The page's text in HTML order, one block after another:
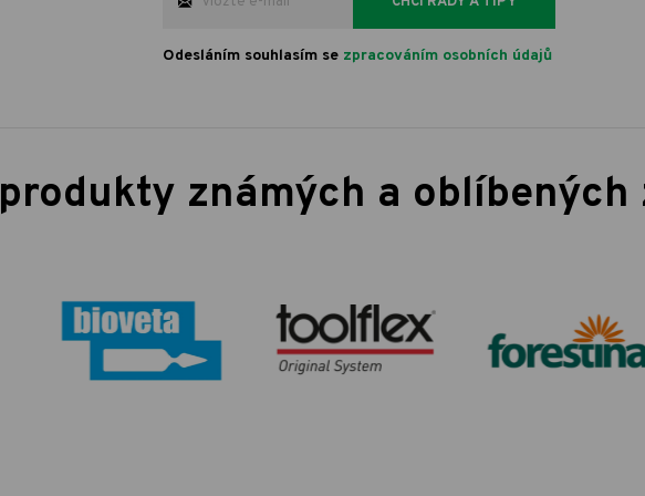
Odesláním souhlasím se zpracováním osobních údajů
známých a oblíbených